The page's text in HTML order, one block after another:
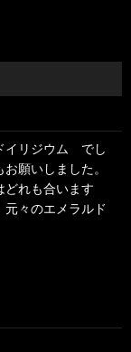
イリジウム でし
願いしました。
どれも合います
々のエメラルド